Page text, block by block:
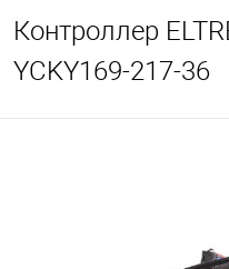
Контроллер
YCKY169-217-36